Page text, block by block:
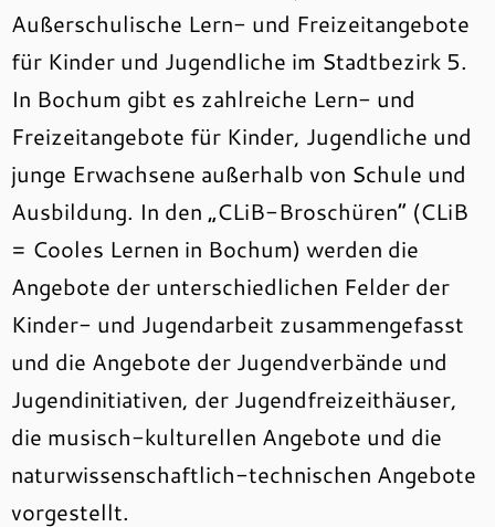
Außerschulische Lern- und Freizeitangebote
für Kinder und Jugendliche im Stadtbezirk 5.
In Bochum gibt es zahlreiche Lern- und
Freizeitangebote für Kinder, Jugendliche und
junge Erwachsene außerhalb von Schule und
Ausbildung. In den „CLiB-Broschüren“ (CLiB
= Cooles Lernen in Bochum) werden die
Angebote der unterschiedlichen Felder der
Kinder- und Jugendarbeit zusammengefasst
und die Angebote der Jugendverbände und
Jugendinitiativen, der Jugendfreizeithäuser,
die musisch-kulturellen Angebote und die
naturwissenschaftlich-technischen Angebote
vorgestellt.